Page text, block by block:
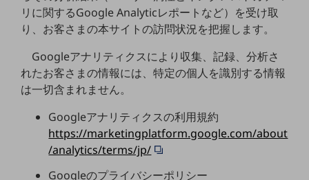
通信モジュール製品
IOT完了済みメーカーブランド製品
料金
ドコモBiz データ無制限 ドコモ MAX ドコモ mini ドコモBiz かけ放題
ケータイプラン
リに関するGoogle Analyticレポートなど）を受け取
り、お客さまの本サイトの訪問状況を把握します。
Googleアナリティクスにより収集、記録、分析さ
れたお客さまの情報には、特定の個人を識別する情報
は一切含まれません。
Googleアナリティクスの利用規約
https://marketingplatform.google.com/about
/analytics/terms/jp/
Googleのプライバシーポリシー